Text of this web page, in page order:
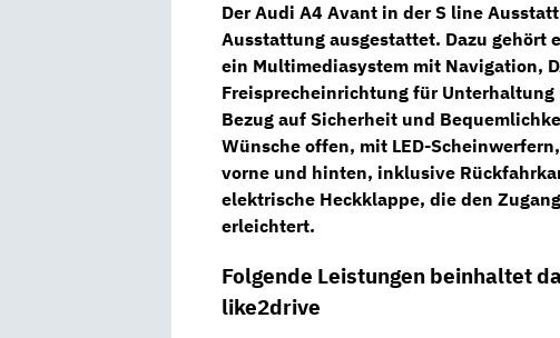
Der Audi A4 Avant in der S line
Ausstattung ausgestattet. Dazu gehört
ein Multimediasystem mit Navigation,
Freisprecheinrichtung für
Bezug auf Sicherheit und
Wünsche offen, mit LED-Scheinwerfern,
vorne und hinten, inklusive
elektrische Heckklappe, die den
erleichtert.
Folgende Leistungen beinhaltet
like2drive